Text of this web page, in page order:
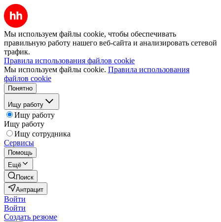
Мы используем файлы cookie, чтобы обеспечивать
правильную работу нашего веб-сайта и анализировать сетевой
трафик.
Правила использования файлов cookie
Мы используем файлы cookie. Правила использования
файлов cookie
Понятно
Ищу работу
Ищу работу
Ищу работу
Ищу сотрудника
Сервисы
Помощь
Ещё
Поиск
Антрацит
Войти
Войти
Создать резюме